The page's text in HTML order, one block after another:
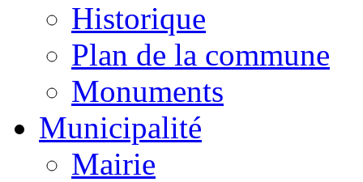
Historique
Plan de la commune
Monuments
Municipalité
Mairie